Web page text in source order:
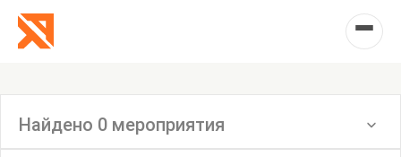
Найдено 0 мероприятия